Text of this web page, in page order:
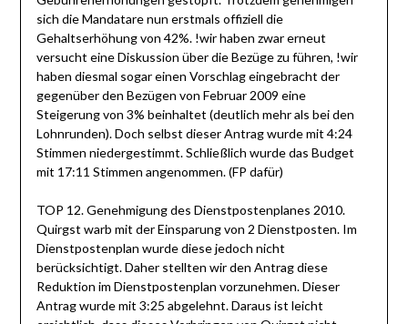
sich die Mandatare nun erstmals offiziell die
Gehaltserhöhung von 42%. !wir haben zwar erneut
versucht eine Diskussion über die Bezüge zu führen, !wir
haben diesmal sogar einen Vorschlag eingebracht der
gegenüber den Bezügen von Februar 2009 eine
Steigerung von 3% beinhaltet (deutlich mehr als bei den
Lohnrunden). Doch selbst dieser Antrag wurde mit 4:24
Stimmen niedergestimmt. Schließlich wurde das Budget
mit 17:11 Stimmen angenommen. (FP dafür)
TOP 12. Genehmigung des Dienstpostenplanes 2010.
Quirgst warb mit der Einsparung von 2 Dienstposten. Im
Dienstpostenplan wurde diese jedoch nicht
berücksichtigt. Daher stellten wir den Antrag diese
Reduktion im Dienstpostenplan vorzunehmen. Dieser
Antrag wurde mit 3:25 abgelehnt. Daraus ist leicht